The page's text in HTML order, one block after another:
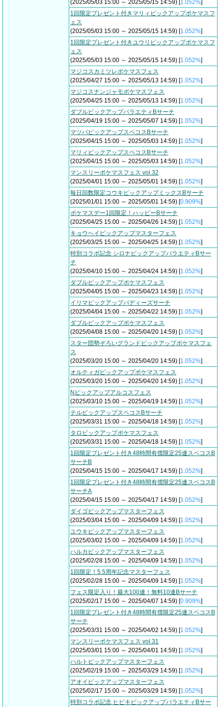
(2025/05/03 15:00 ～ 2025/05/15 14:59) [ 1.052%
1回限定プレゼント付きマリィピックアップポケマスフ
ェス
(2025/05/03 15:00 ～ 2025/05/15 14:59) [1.052%]
1回限定プレゼント付きユウリピックアップポケマスフ
ェス
(2025/05/03 15:00 ～ 2025/05/15 14:59) [1.052%]
マジコスカミツレポケマスフェス
(2025/04/27 15:00 ～ 2025/05/13 14:59) [1.052%]
マジコスナンジャモポケマスフェス
(2025/04/25 15:00 ～ 2025/05/13 14:59) [1.052%]
ダブルピックアップバラエティBサーチ
(2025/04/19 15:00 ～ 2025/05/07 14:59) [1.052%]
マツバピックアップスペコスBサーチ
(2025/04/15 15:00 ～ 2025/05/03 14:59) [1.052%]
マリィピックアップスペコスBサーチ
(2025/04/15 15:00 ～ 2025/05/03 14:59) [1.052%]
マンスリーポケマスフェス vol.32
(2025/04/01 15:00 ～ 2025/05/01 14:59) [1.052%]
毎日回数限定コウキピックアップミックスBサーチ
(2025/01/01 15:00 ～ 2025/05/01 14:59) [0.909%]
ポケマスデー1回限定！ハッピーBサーチ
(2025/04/25 15:00 ～ 2025/04/26 14:59) [1.052%]
キョウヘイピックアップマスターフェス
(2025/03/25 15:00 ～ 2025/04/25 14:59) [1.052%]
特別コラボ記念 シロナピックアップバラエティBサー
チ
(2025/04/10 15:00 ～ 2025/04/24 14:59) [1.052%]
ダブルピックアップポケマスフェス
(2025/04/05 15:00 ～ 2025/04/23 14:59) [1.052%]
イリマピックアップバディーズサーチ
(2025/04/04 15:00 ～ 2025/04/22 14:59) [1.052%]
ダブルピックアップポケマスフェス
(2025/04/08 15:00 ～ 2025/04/20 14:59) [1.052%]
スター団勢ぞろいグランドピックアップポケマスフェ
ス
(2025/03/20 15:00 ～ 2025/04/20 14:59) [1.052%]
オルティガピックアップポケマスフェス
(2025/03/20 15:00 ～ 2025/04/20 14:59) [1.052%]
Nピックアップアルコスフェス
(2025/03/10 15:00 ～ 2025/04/19 14:59) [1.052%]
テルピックアップスペコスBサーチ
(2025/03/31 15:00 ～ 2025/04/18 14:59) [1.052%]
タロピックアップポケマスフェス
(2025/03/31 15:00 ～ 2025/04/18 14:59) [1.052%]
1回限定プレゼント付き48時間有償限定25連スペコスB
サーチB
(2025/04/15 15:00 ～ 2025/04/17 14:59) [1.052%]
1回限定プレゼント付き48時間有償限定25連スペコスB
サーチA
(2025/04/15 15:00 ～ 2025/04/17 14:59) [1.052%]
ダイゴピックアップマスターフェス
(2025/03/04 15:00 ～ 2025/04/09 14:59) [1.052%]
ユウキピックアップマスターフェス
(2025/03/02 15:00 ～ 2025/04/09 14:59) [1.052%]
ハルカピックアップマスターフェス
(2025/02/28 15:00 ～ 2025/04/09 14:59) [1.052%]
1回限定！5.5周年記念マスターフェス
(2025/02/28 15:00 ～ 2025/04/09 14:59) [1.052%]
フェス限定入り！最大100連！無料10連Bサーチ
(2025/02/17 15:00 ～ 2025/04/07 14:59) [0.909%]
1回限定プレゼント付き48時間有償限定25連スペコスB
サーチ
(2025/03/31 15:00 ～ 2025/04/02 14:59) [1.052%]
マンスリーポケマスフェス vol.31
(2025/03/01 15:00 ～ 2025/04/01 14:59) [1.052%]
ハルトピックアップマスターフェス
(2025/02/19 15:00 ～ 2025/03/29 14:59) [1.052%]
アオイピックアップマスターフェス
(2025/02/17 15:00 ～ 2025/03/29 14:59) [1.052%]
特別コラボ記念 ヒビキピックアップバラエティBサー